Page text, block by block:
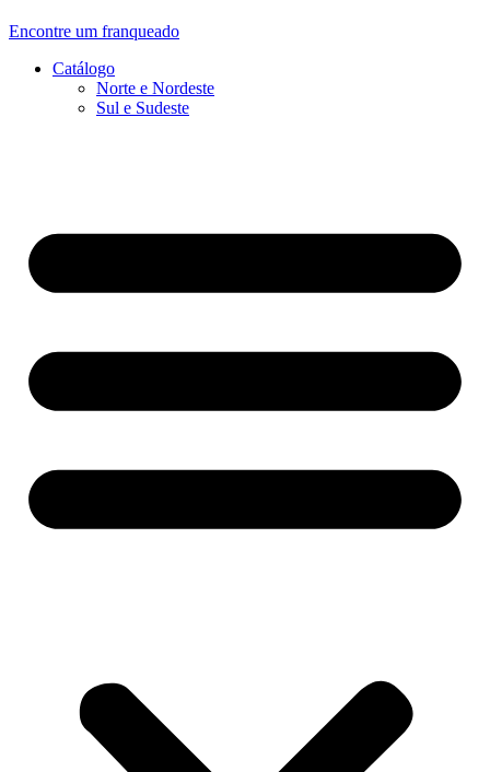
Encontre um franqueado
Catálogo
Norte e Nordeste
Sul e Sudeste